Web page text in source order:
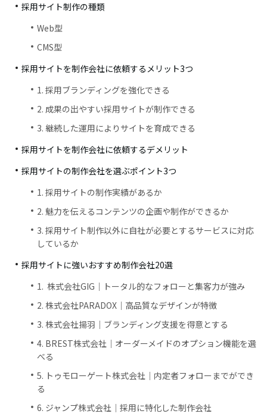
採用サイト制作の種類
Web型
CMS型
採用サイトを制作会社に依頼するメリット3つ
1. 採用ブランディングを強化できる
2. 成果の出やすい採用サイトが制作できる
3. 継続した運用によりサイトを育成できる
採用サイトを制作会社に依頼するデメリット
採用サイトの制作会社を選ぶポイント3つ
1. 採用サイトの制作実績があるか
2. 魅力を伝えるコンテンツの企画や制作ができるか
3. 採用サイト制作以外に自社が必要とするサービスに対応
しているか
採用サイトに強いおすすめ制作会社20選
1. 株式会社GIG｜トータル的なフォローと集客力が強み
2. 株式会社PARADOX｜高品質なデザインが特徴
3. 株式会社揚羽｜ブランディング支援を得意とする
4. BREST株式会社｜オーダーメイドのオプション機能を選
べる
5. トゥモローゲート株式会社｜内定者フォローまでができ
る
6. ジャンプ株式会社｜採用に特化した制作会社